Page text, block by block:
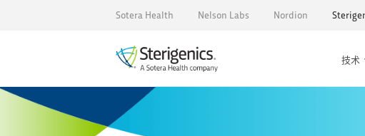
Sotera Health Nelson Labs Nordion
技术